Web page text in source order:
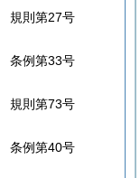
規則第27号
条例第33号
規則第73号
条例第40号